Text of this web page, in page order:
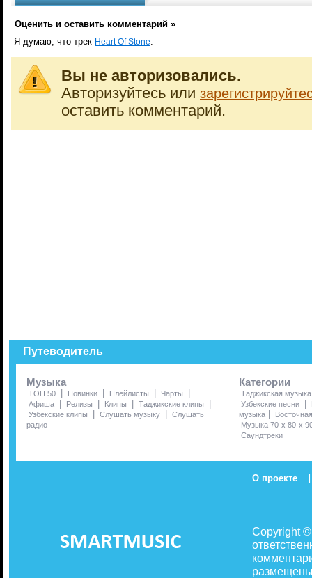
Оценить и оставить комментарий »
Я думаю, что трек Heart Of Stone:
Вы не авторизовались.
Авторизуйтесь или
оставить комментарий.
Путеводитель
Музыка
ТОП 50 | Новинки | Плейлисты | Чарты |
Афиша | Релизы | Клипы | Таджикские клипы |
Узбекские клипы | Слушать музыку | Слушать
радио
Категории
Таджикская музыка
Узбекские песни
|
музыка |
Музыка 70-х 80-х
Саундтреки
О проекте |
Copyright
размещены